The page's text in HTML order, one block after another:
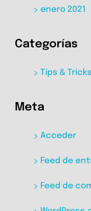
enero 2021
Categorías
Tips & Tricks
Meta
Acceder
Feed de
Feed de